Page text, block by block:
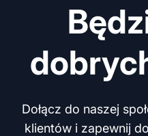
Dołącz do naszej
klientów i zapewnij